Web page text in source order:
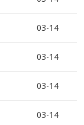
03-14
03-14
03-14
03-14